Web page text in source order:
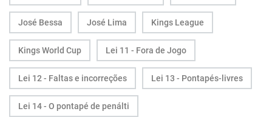
José Bessa José Lima Kings League
Kings World Cup Lei 11 - Fora de Jogo
Lei 12 - Faltas e incorreções Lei 13 - Pontapés-livres
Lei 14 - O pontapé de penálti